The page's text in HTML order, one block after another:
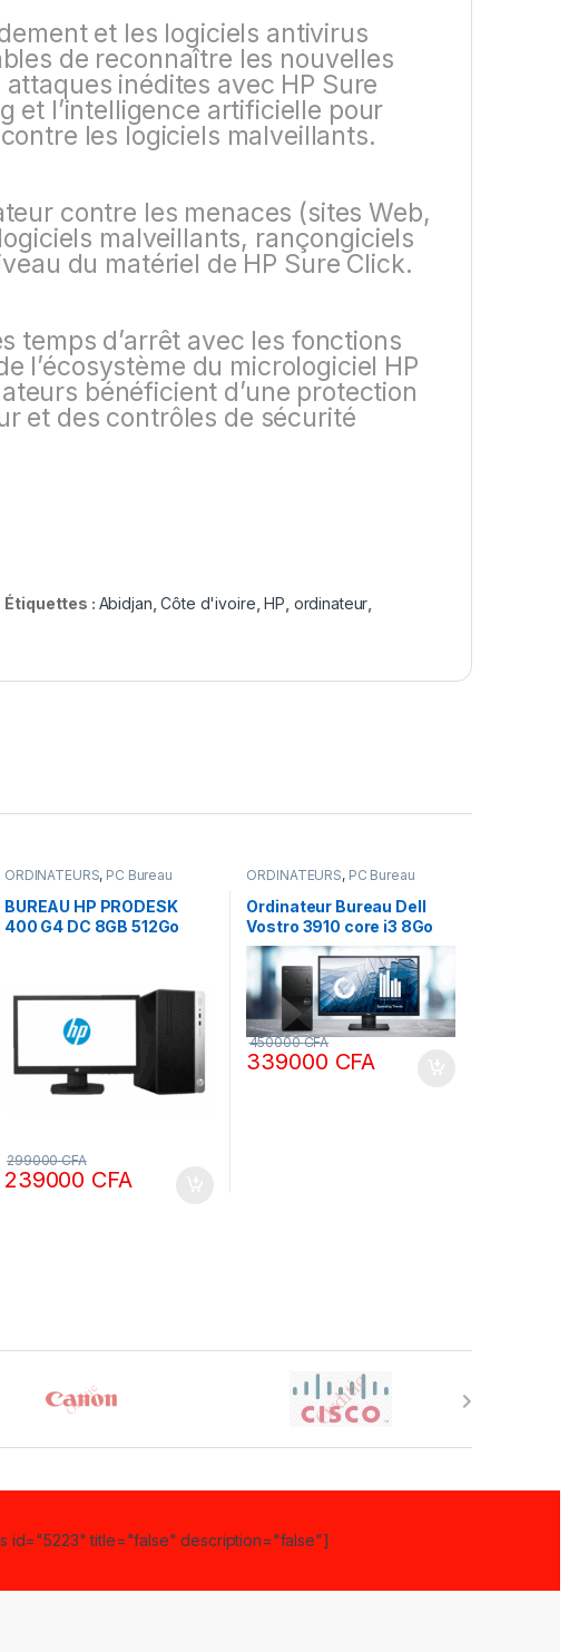
et les logiciels antivirus
de reconnaître les nouvelles
inédites avec HP Sure
et l’intelligence artificielle pour
les logiciels malveillants.
contre les menaces (sites Web,
malveillants, rançongiciels
du matériel de HP Sure Click.
temps d’arrêt avec les fonctions
l’écosystème du micrologiciel HP
bénéficient d’une protection
et des contrôles de sécurité
Étiquettes : Abidjan ,Côte d'ivoire ,HP ordinateur
ORDINATEURS, PC Bureau
BUREAU HP PRODESK
400 G4 DC 8GB 512Go
239000 CFA
299000CFA
ORDINATEURS, PC Bureau
Ordinateur Bureau Dell
Vostro 3910 core i3 8Go
Ram DDR4 512 SSD écran
22 pouces Full HD
339000 CFA
450000CFA
id="5223" title="false" description="false"]